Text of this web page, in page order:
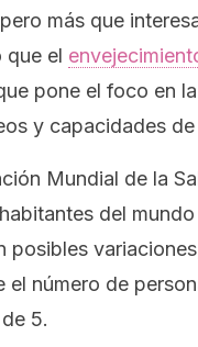
más que
que el
pone el foco en
y capacidades
Mundial de la
del
posibles
el número de
5.